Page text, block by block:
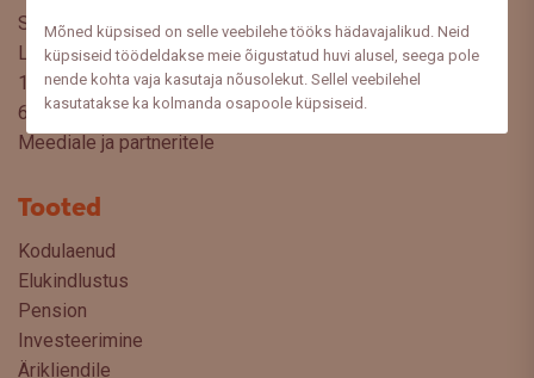
Mõned küpsised on selle veebilehe tööks hädavajalikud. Neid
küpsiseid töödeldakse meie õigustatud huvi alusel, seega pole
nende kohta vaja kasutaja nõusolekut. Sellel veebilehel
kasutatakse ka kolmanda osapoole küpsiseid.
Swedbank AS
Liivalaia 34
15040 Tallinn, Estonia
6310 310
Meediale ja partneritele
Tooted
Kodulaenud
Elukindlustus
Pension
Investeerimine
Ärikliendile